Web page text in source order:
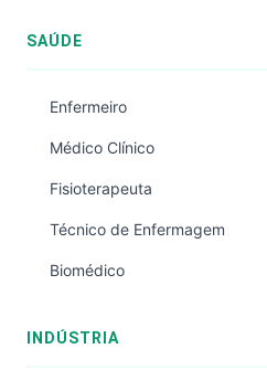
SAÚDE
Enfermeiro
Médico Clínico
Fisioterapeuta
Técnico de Enfermagem
Biomédico
INDÚSTRIA